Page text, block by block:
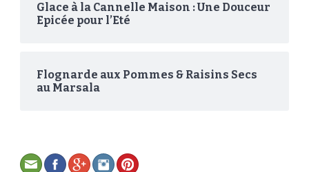
Glace à la Cannelle Maison : Une Douceur
Epicée pour l’Eté
Flognarde aux Pommes & Raisins Secs
au Marsala